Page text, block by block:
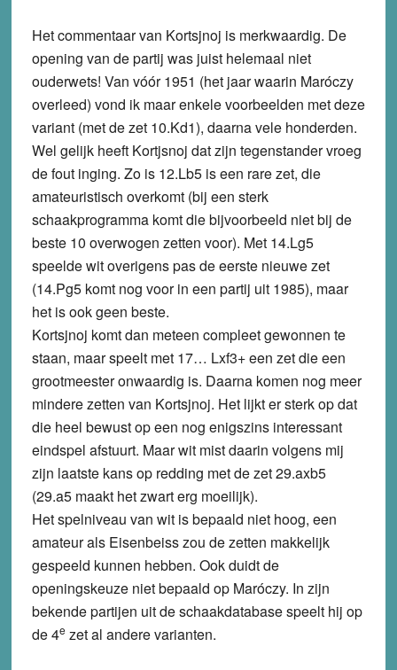
Het commentaar van Kortsjnoj is merkwaardig. De
opening van de partij was juist helemaal niet
ouderwets! Van vóór 1951 (het jaar waarin Maróczy
overleed) vond ik maar enkele voorbeelden met deze
variant (met de zet 10.Kd1), daarna vele honderden.
Wel gelijk heeft Kortjsnoj dat zijn tegenstander vroeg
de fout inging. Zo is 12.Lb5 is een rare zet, die
amateuristisch overkomt (bij een sterk
schaakprogramma komt die bijvoorbeeld niet bij de
beste 10 overwogen zetten voor). Met 14.Lg5
speelde wit overigens pas de eerste nieuwe zet
(14.Pg5 komt nog voor in een partij uit 1985), maar
het is ook geen beste.
Kortsjnoj komt dan meteen compleet gewonnen te
staan, maar speelt met 17… Lxf3+ een zet die een
grootmeester onwaardig is. Daarna komen nog meer
mindere zetten van Kortsjnoj. Het lijkt er sterk op dat
die heel bewust op een nog enigszins interessant
eindspel afstuurt. Maar wit mist daarin volgens mij
zijn laatste kans op redding met de zet 29.axb5
(29.a5 maakt het zwart erg moeilijk).
Het spelniveau van wit is bepaald niet hoog, een
amateur als Eisenbeiss zou de zetten makkelijk
gespeeld kunnen hebben. Ook duidt de
openingskeuze niet bepaald op Maróczy. In zijn
bekende partijen uit de schaakdatabase speelt hij op
de 4e zet al andere varianten.